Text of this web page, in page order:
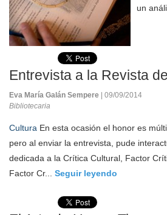
un
Entrevista a la Revista
Eva María Galán Sempere
| 09/09/2014
Bibliotecaria
Cultura En esta ocasión el honor es
pero al enviar la entrevista, pude
dedicada a la Crítica Cultural, Factor
Factor Cr... Seguir leyendo